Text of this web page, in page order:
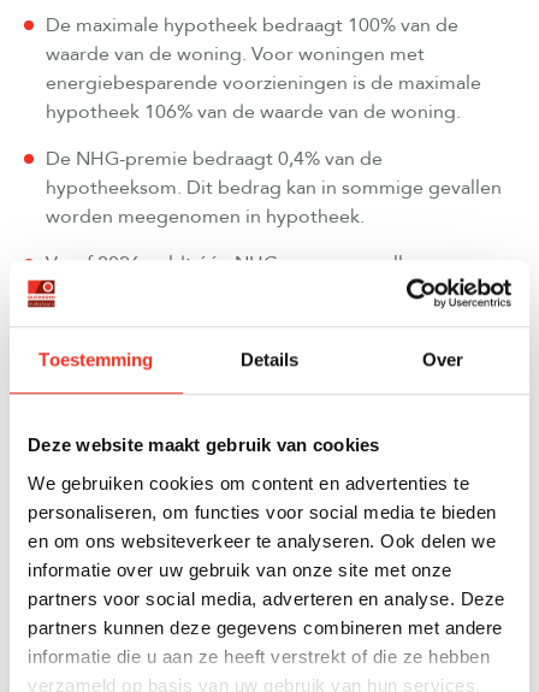
Toestemming Details Over
Deze website maakt gebruik van cookies
We gebruiken cookies om content en advertenties te
personaliseren, om functies voor social media te bieden
en om ons websiteverkeer te analyseren. Ook delen we
informatie over uw gebruik van onze site met onze
partners voor social media, adverteren en analyse. Deze
partners kunnen deze gegevens combineren met andere
informatie die u aan ze heeft verstrekt of die ze hebben
verzameld op basis van uw gebruik van hun services.
De maximale hypotheek bedraagt 100% van de
waarde van de woning. Voor woningen met
energiebesparende voorzieningen is de maximale
hypotheek 106% van de waarde van de woning.
De NHG-premie bedraagt 0,4% van de
hypotheeksom. Dit bedrag kan in sommige gevallen
worden meegenomen in hypotheek.
Vanaf 2026 geldt één NHG-grens voor alle
woningtypen (tiny houses, woonboten, woonwagens,
etc.). De aparte lagere grenzen voor woonwagens en
standplaatsen vervallen.
GARANTIEINTERESSANT?
NHG is vooral interessant voor mensen met modaal of
beneden-modaal inkomen. Het biedt namelijk extra
zekerheid bij gedwongen verkoop, waardoor je niet
met een restschuld blijft zitten. Daarnaast biedt NHG
een rentekorting op de hypotheekrente, omdat het
risico voor de geldverstrekker lager is.